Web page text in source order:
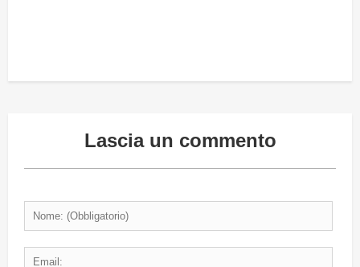
Lascia un commento